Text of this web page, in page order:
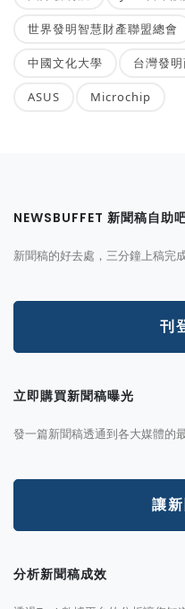
世界發明智慧財產聯盟總會
中國文化大學 台灣發
ASUS Microchip
NEWSBUFFET 新聞稿自助
新聞稿的好去處，三分鐘上稿完
刊
立即購買新聞稿曝光
發一篇新聞稿透通到各大媒體的
讓
分析新聞稿成效